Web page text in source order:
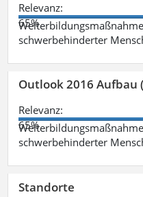
Relevanz:
65%
schwerbehinderter
Outlook 2016 Aufbau
Relevanz:
65%
schwerbehinderter
Standorte